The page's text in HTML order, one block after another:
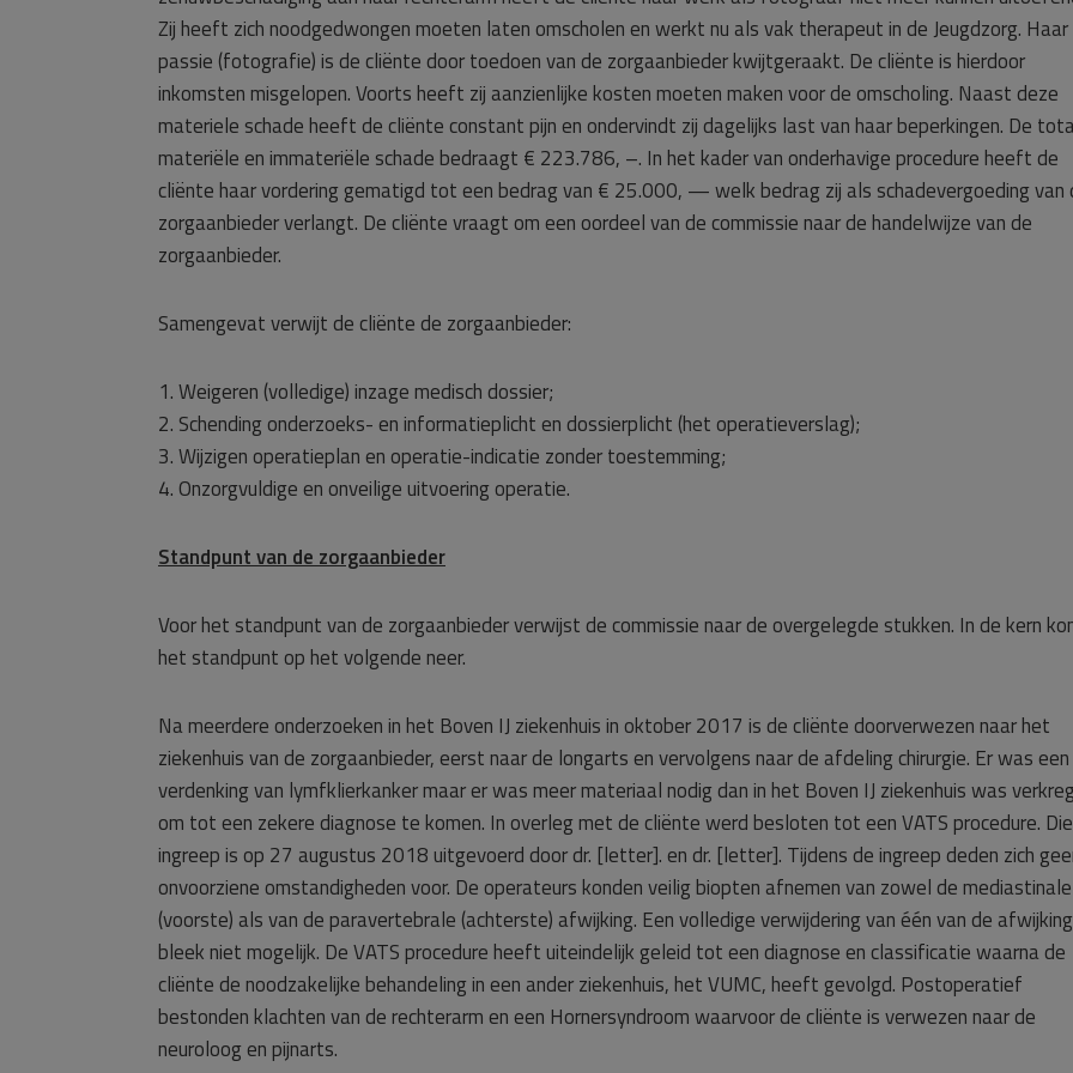
Zij heeft zich noodgedwongen moeten laten omscholen en werkt nu als vak therapeut in de Jeugdzorg. Haar
passie (fotografie) is de cliënte door toedoen van de zorgaanbieder kwijtgeraakt. De cliënte is hierdoor
inkomsten misgelopen. Voorts heeft zij aanzienlijke kosten moeten maken voor de omscholing. Naast deze
materiele schade heeft de cliënte constant pijn en ondervindt zij dagelijks last van haar beperkingen. De
materiële en immateriële schade bedraagt € 223.786, –. In het kader van onderhavige procedure heeft de
cliënte haar vordering gematigd tot een bedrag van € 25.000, — welk bedrag zij als schadevergoeding van
zorgaanbieder verlangt. De cliënte vraagt om een oordeel van de commissie naar de handelwijze van de
zorgaanbieder.
Samengevat verwijt de cliënte de zorgaanbieder:
1. Weigeren (volledige) inzage medisch dossier;
2. Schending onderzoeks- en informatieplicht en dossierplicht (het operatieverslag);
3. Wijzigen operatieplan en operatie-indicatie zonder toestemming;
4. Onzorgvuldige en onveilige uitvoering operatie.
Standpunt van de zorgaanbieder
Voor het standpunt van de zorgaanbieder verwijst de commissie naar de overgelegde stukken. In de kern
het standpunt op het volgende neer.
Na meerdere onderzoeken in het Boven IJ ziekenhuis in oktober 2017 is de cliënte doorverwezen naar het
ziekenhuis van de zorgaanbieder, eerst naar de longarts en vervolgens naar de afdeling chirurgie. Er was een
verdenking van lymfklierkanker maar er was meer materiaal nodig dan in het Boven IJ ziekenhuis was
om tot een zekere diagnose te komen. In overleg met de cliënte werd besloten tot een VATS procedure. Die
ingreep is op 27 augustus 2018 uitgevoerd door dr. [letter]. en dr. [letter]. Tijdens de ingreep deden zich
onvoorziene omstandigheden voor. De operateurs konden veilig biopten afnemen van zowel de mediastinale
(voorste) als van de paravertebrale (achterste) afwijking. Een volledige verwijdering van één van de
bleek niet mogelijk. De VATS procedure heeft uiteindelijk geleid tot een diagnose en classificatie waarna de
cliënte de noodzakelijke behandeling in een ander ziekenhuis, het VUMC, heeft gevolgd. Postoperatief
bestonden klachten van de rechterarm en een Hornersyndroom waarvoor de cliënte is verwezen naar de
neuroloog en pijnarts.